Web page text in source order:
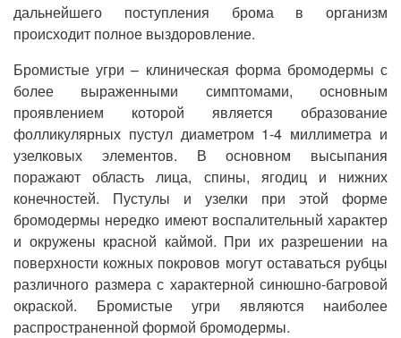
дальнейшего поступления брома в организм
происходит полное выздоровление.
Бромистые угри – клиническая форма бромодермы с
более выраженными симптомами, основным
проявлением которой является образование
фолликулярных пустул диаметром 1-4 миллиметра и
узелковых элементов. В основном высыпания
поражают область лица, спины, ягодиц и нижних
конечностей. Пустулы и узелки при этой форме
бромодермы нередко имеют воспалительный характер
и окружены красной каймой. При их разрешении на
поверхности кожных покровов могут оставаться рубцы
различного размера с характерной синюшно-багровой
окраской. Бромистые угри являются наиболее
распространенной формой бромодермы.